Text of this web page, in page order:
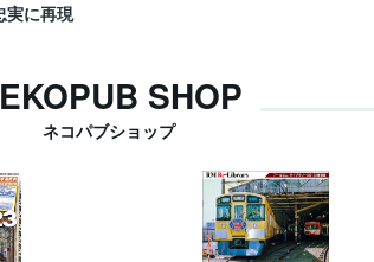
実に再現
SHOP
ネコパブショップ